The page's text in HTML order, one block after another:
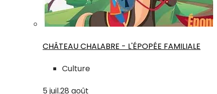
CHÂTEAU CHALABRE - L'ÉPOPÉE FAMILIALE
Culture
5 juil.28 août